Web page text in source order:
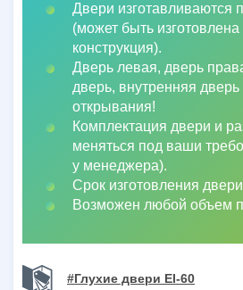
Двери изготавливаются
(может быть
конструкция).
Дверь левая, дверь
дверь, внутренняя дверь
открывания!
Комплектация двери и
меняться под ваши
у менеджера).
Срок изготовления
Возможен любой объем
#Глухие двери EI-60